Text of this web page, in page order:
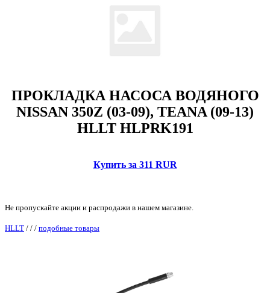
ПРОКЛАДКА НАСОСА ВОДЯНОГО
NISSAN 350Z (03-09), TEANA (09-13)
HLLT HLPRK191
Купить за 311 RUR
Не пропускайте акции и распродажи в нашем магазине.
HLLT / / / подобные товары